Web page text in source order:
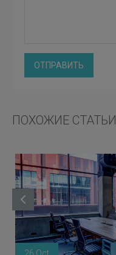
ОТПРАВИТЬ
ПОХОЖИЕ СТАТЬИ